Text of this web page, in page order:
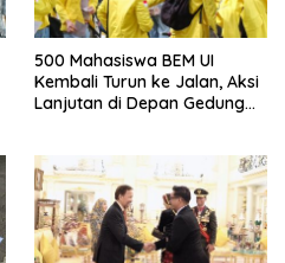
500 Mahasiswa BEM UI
Kembali Turun ke Jalan, Aksi
Lanjutan di Depan Gedung